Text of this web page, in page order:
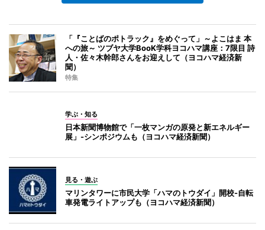
「『ことばのポトラック』をめぐって」～よこはま 本
への旅～ ツブヤ大学BooK学科ヨコハマ講座：7限目 詩
人・佐々木幹郎さんをお迎えして（ヨコハマ経済新
聞）
特集
学ぶ・知る
日本新聞博物館で「一枚マンガの原発と新エネルギー
展」-シンポジウムも（ヨコハマ経済新聞）
見る・遊ぶ
マリンタワーに市民大学「ハマのトウダイ」開校-自転
車発電ライトアップも（ヨコハマ経済新聞）